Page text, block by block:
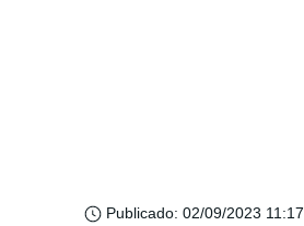
Publicado: 02/09/2023 11:17